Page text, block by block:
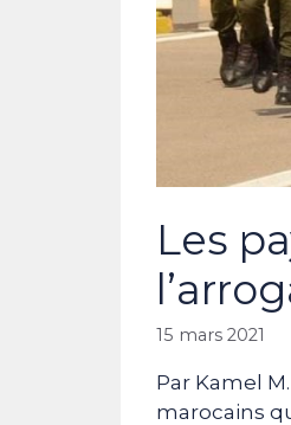
Les
15 mars 2021
Par Kamel
marocains